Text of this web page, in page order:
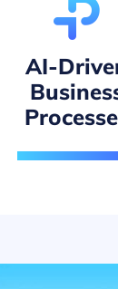
AI-